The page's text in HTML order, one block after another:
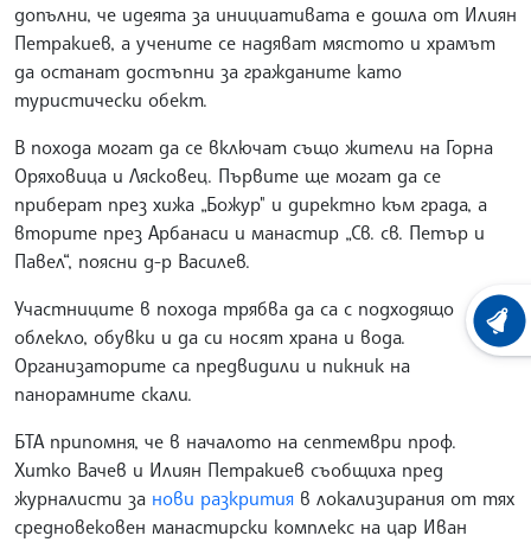
допълни, че идеята за инициативата е дошла от Илиян
Петракиев, а учените се надяват мястото и храмът
да останат достъпни за гражданите като
туристически обект.
В похода могат да се включат също жители на Горна
Оряховица и Лясковец. Първите ще могат да се
приберат през хижа „Божур" и директно към града, а
вторите през Арбанаси и манастир „Св. св. Петър и
Павел“, поясни д-р Василев.
Участниците в похода трябва да са с подходящо
облекло, обувки и да си носят храна и вода.
Организаторите са предвидили и пикник на
панорамните скали.
БТА припомня, че в началото на септември проф.
Хитко Вачев и Илиян Петракиев съобщиха пред
журналисти за нови разкрития в локализирания от тях
средновековен манастирски комплекс на цар Иван